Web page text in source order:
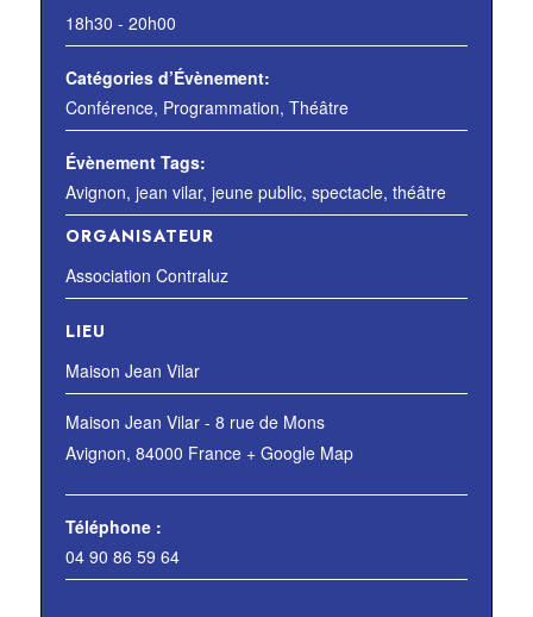
18h30 - 20h00
Catégories d’Évènement:
Conférence, Programmation, Théâtre
Évènement Tags:
Avignon, jean vilar, jeune public, spectacle, théâtre
ORGANISATEUR
Association Contraluz
LIEU
Maison Jean Vilar
Maison Jean Vilar - 8 rue de Mons
Avignon, 84000 France + Google Map
Téléphone :
04 90 86 59 64